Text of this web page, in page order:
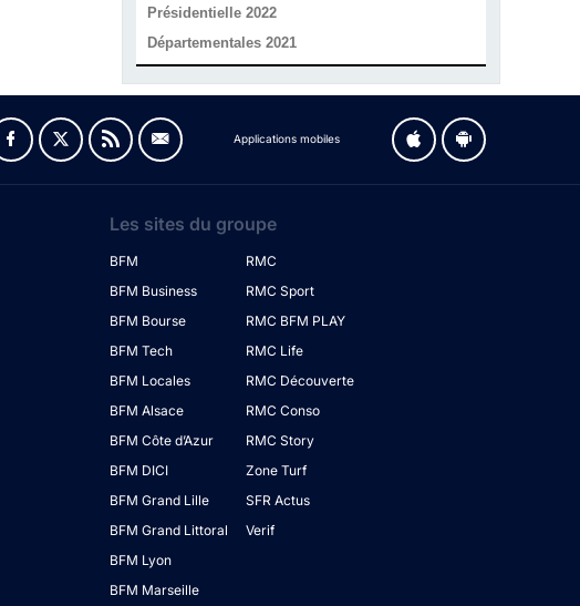
Présidentielle 2022
Départementales 2021
Applications mobiles
Les sites du groupe
BFM
BFM Business
BFM Bourse
BFM Tech
BFM Locales
BFM Alsace
BFM Côte d’Azur
BFM DICI
BFM Grand Lille
BFM Grand Littoral
BFM Lyon
BFM Marseille
RMC
RMC Sport
RMC BFM PLAY
RMC Life
RMC Découverte
RMC Conso
RMC Story
Zone Turf
SFR Actus
Verif